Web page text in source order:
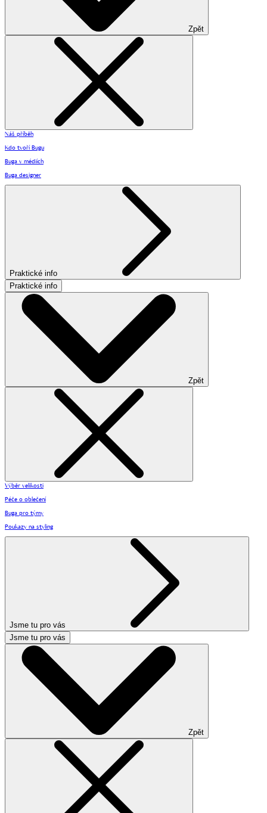
Zpět
Náš příběh
Kdo tvoří Bugu
Buga v médiích
Buga designer
Praktické info
Praktické info
Zpět
Výběr velikosti
Péče o oblečení
Buga pro týmy
Poukazy na styling
Jsme tu pro vás
Jsme tu pro vás
Zpět